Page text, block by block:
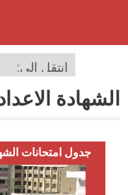
الشهادة
جدول امتحانات